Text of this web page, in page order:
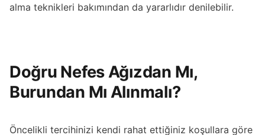
alma teknikleri bakımından da yararlıdır denilebilir.
Doğru Nefes Ağızdan Mı,
Burundan Mı Alınmalı?
Öncelikli tercihinizi kendi rahat ettiğiniz koşullara göre